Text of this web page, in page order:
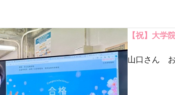
【祝】大学
山口さん